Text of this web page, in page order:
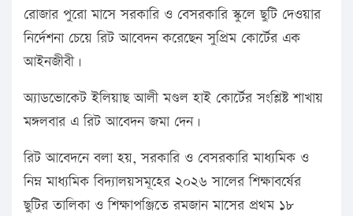
রোজার পুরো মাসে সরকারি ও বেসরকারি স্কুলে ছুটি দেওয়ার
নির্দেশনা চেয়ে রিট আবেদন করেছেন সুপ্রিম কোর্টের এক
আইনজীবী।
অ্যাডভোকেট ইলিয়াছ আলী মণ্ডল হাই কোর্টের সংশ্লিষ্ট শাখায়
মঙ্গলবার এ রিট আবেদন জমা দেন।
রিট আবেদনে বলা হয়, সরকারি ও বেসরকারি মাধ্যমিক ও
নিম্ন মাধ্যমিক বিদ্যালয়সমূহের ২০২৬ সালের শিক্ষাবর্ষের
ছুটির তালিকা ও শিক্ষাপঞ্জিতে রমজান মাসের প্রথম ১৮